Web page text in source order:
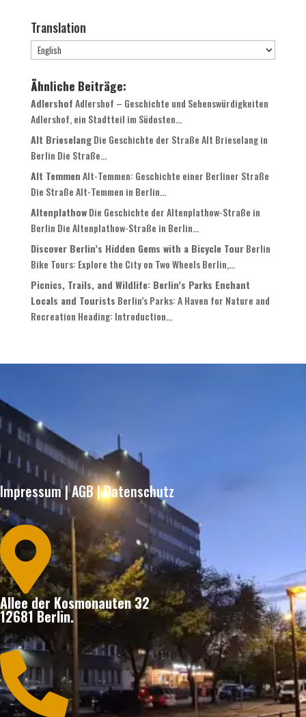
Translation
Ähnliche Beiträge:
AdlershofAdlershof – Geschichte und Sehenswürdigkeiten
Adlershof, ein Stadtteil im Südosten...
Alt Brieselang Die Geschichte der Straße Alt Brieselang in
Berlin Die Straße...
Alt TemmenAlt-Temmen: Geschichte einer Berliner Straße
Die Straße Alt-Temmen in Berlin...
Altenplathow Die Geschichte der Altenplathow-Straße in
Berlin Die Altenplathow-Straße in Berlin...
Discover Berlin’s Hidden Gems with a Bicycle Tour Berlin
Bike Tours: Explore the City on Two Wheels Berlin,...
Picnics, Trails, and Wildlife: Berlin’s Parks Enchant
Locals and Tourists Berlin’s Parks: A Haven for Nature and
Recreation Heading: Introduction...
Impressum|AGB|Datenschutz

Allee der Kosmonauten 32
12681 Berlin.
